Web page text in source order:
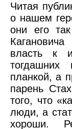
Читая
о нашем
они его
власть к
тогдашних
планкой, а
парень
того, что
люди, а
хороши.